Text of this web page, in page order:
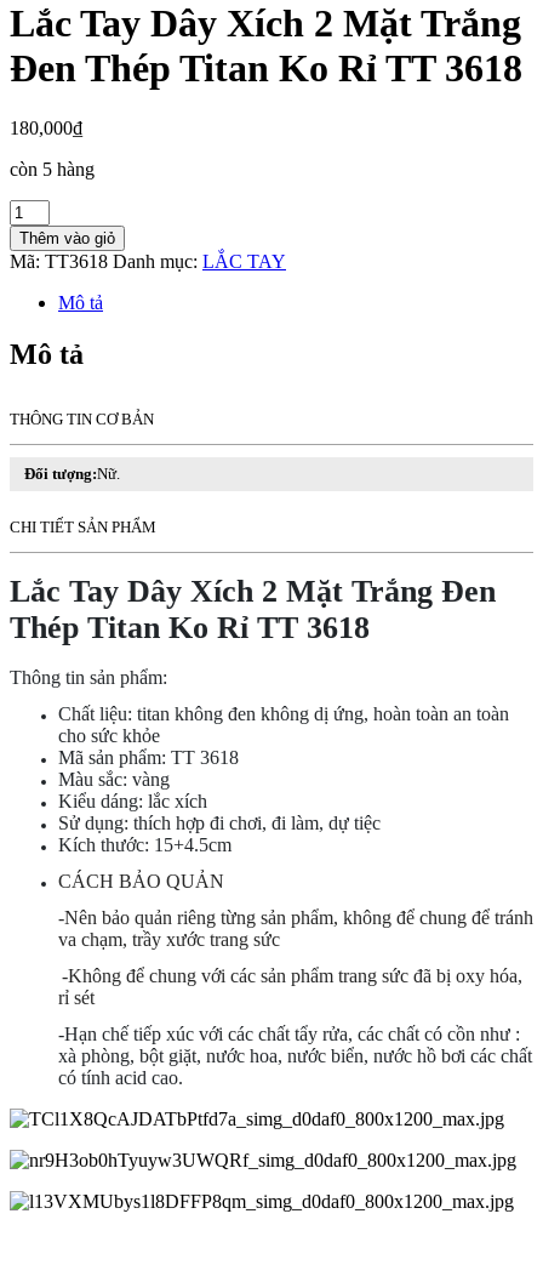
Lắc Tay Dây Xích 2 Mặt Trắng
Đen Thép Titan Ko Rỉ TT 3618
180,000₫
còn 5 hàng
Lắc
Tay
Dây
Xích
Trắng
Đen
Titan
Ko
Rỉ
TT
lượng
Thêm vào giỏ
Mã: TT3618 Danh mục: LẮC TAY
Mô tả
Mô tả
THÔNG TIN CƠ BẢN
Đối tượng:Nữ.
CHI TIẾT SẢN PHẨM
Lắc Tay Dây Xích 2 Mặt Trắng Đen
Thép Titan Ko Rỉ TT 3618
Thông tin sản phẩm:
Chất liệu: titan không đen không dị ứng, hoàn toàn an toàn
cho sức khỏe
Mã sản phẩm: TT 3618
Màu sắc: vàng
Kiểu dáng: lắc xích
Sử dụng: thích hợp đi chơi, đi làm, dự tiệc
Kích thước: 15+4.5cm
CÁCH BẢO QUẢN
-Nên bảo quản riêng từng sản phẩm, không để chung để tránh
va chạm, trầy xước trang sức
-Không để chung với các sản phẩm trang sức đã bị oxy hóa,
rỉ sét
-Hạn chế tiếp xúc với các chất tẩy rửa, các chất có cồn như :
xà phòng, bột giặt, nước hoa, nước biển, nước hồ bơi các chất
có tính acid cao.